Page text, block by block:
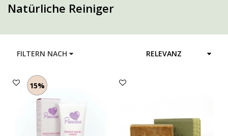
Natürliche Reiniger
FILTERN NACH RELEVANZ
15%